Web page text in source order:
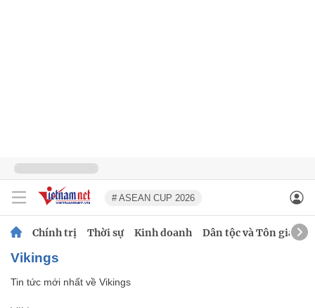
# ASEAN CUP 2026
Chính trị Thời sự Kinh doanh Dân tộc và Tôn giáo
Vikings
Tin tức mới nhất về Vikings